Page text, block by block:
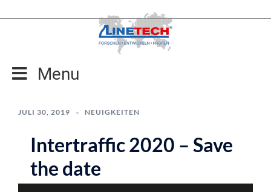
Inhalt
Menu
JULI 30, 2019 NEUIGKEITEN
Intertraffic 2020 – Save
the date